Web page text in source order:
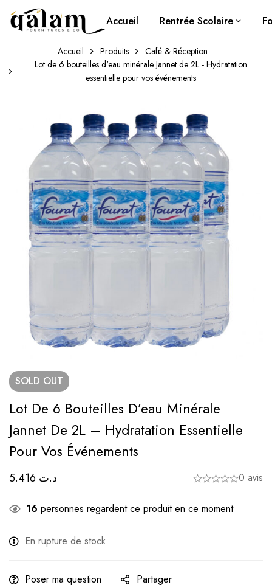
Accueil Rentrée Scolaire
Accueil Produits
Café & Réception
Lot de 6 bouteilles d'eau minérale Jannet de 2L - Hydratation
essentielle pour vos événements
SOLD OUT
Lot De 6 Bouteilles D’eau Minérale
Jannet De 2L – Hydratation Essentielle
Pour Vos Événements
د.ت 0 avis
16 personnes regardent ce produit en ce moment
En rupture de stock
Poser ma question Partager